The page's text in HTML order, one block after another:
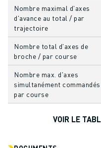
ACTUALITÉS ET MÉDIAS
ACTUALITÉS ET MÉDIAS
EVÉNEMENTS
ÉVÉNEMENTS ÉDUCATIFS
A PROPOS DE FANUC
A PROPOS DE FANUC
FANUC EN EUROPE
NOS SITES
Nombre maximal d'axes
d'avance au total / par
trajectoire
Nombre total d'axes de
broche / par course
Nombre max. d'axes
simultanément commandés
par course
VOIR LE